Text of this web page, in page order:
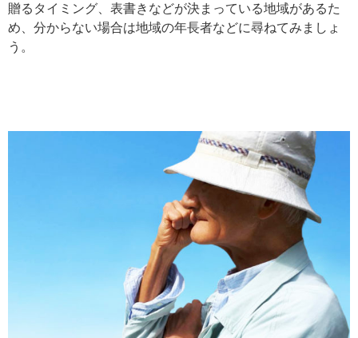
贈るタイミング、表書きなどが決まっている地域があるた
め、分からない場合は地域の年長者などに尋ねてみましょ
う。